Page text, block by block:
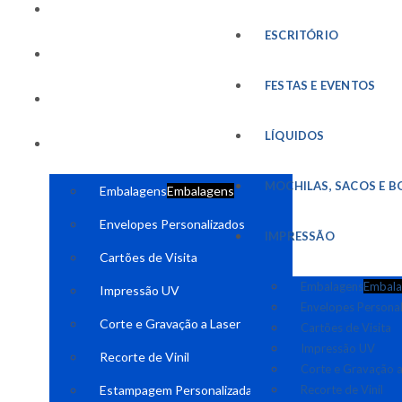
EmbalagensEmbalagens
Envelopes Personalizados
Cartões de Visita
Impressão UV
Corte e Gravação a Laser
Recorte de Vinil
Estampagem Personalizada
ESCRITÓRIO
FESTAS E EVENTOS
LÍQUIDOS
MOCHILAS, SACOS E
IMPRESSÃO
Embalagens
Envelopes
Cartões de Visita
Impressão UV
Corte e Gravação
Recorte de Vinil